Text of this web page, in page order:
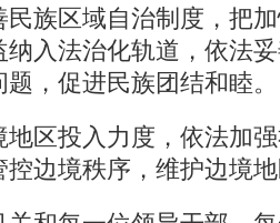
区域自治制度，把加
入法治化轨道，依法
，促进民族团结和睦。
投入力度，依法加强
边境秩序，维护边境